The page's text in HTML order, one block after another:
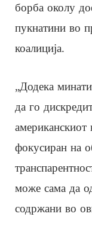
борба околу
пукнатини во
коалиција.
„Додека
да го
американскиот
фокусиран на
може сама да
содржани во